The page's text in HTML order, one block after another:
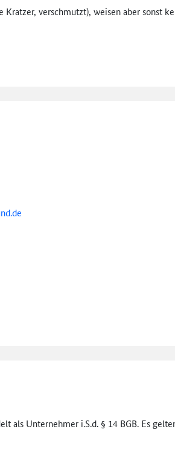
verschmutzt), weisen aber sonst
als Unternehmer i.S.d. § 14 BGB. Es